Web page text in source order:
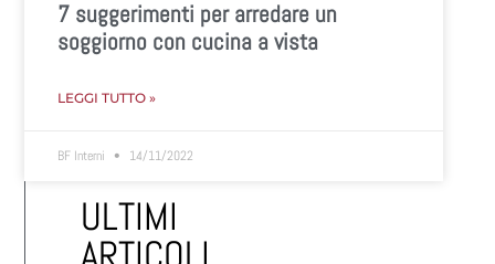
7 suggerimenti per arredare un
soggiorno con cucina a vista
LEGGI TUTTO »
BF Interni 14/11/2022
ULTIMI